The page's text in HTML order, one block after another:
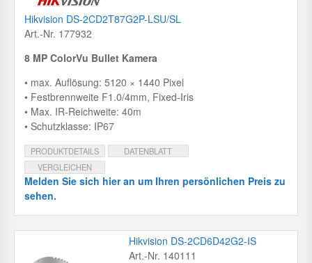
Hikvision DS-2CD2T87G2P-LSU/SL
Art.-Nr. 177932
8 MP ColorVu Bullet Kamera
• max. Auflösung: 5120 × 1440 Pixel
• Festbrennweite F1.0/4mm, Fixed-Iris
• Max. IR-Reichweite: 40m
• Schutzklasse: IP67
PRODUKTDETAILS
DATENBLATT
VERGLEICHEN
Melden Sie sich hier an um Ihren persönlichen Preis zu
sehen.
Hikvision DS-2CD6D42G2-IS
Art.-Nr. 140111